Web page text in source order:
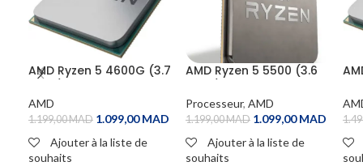
AMD Ryzen 5 4600G (3.7
AMD
1.199,00MAD 1.099,00MAD
Ajouter à la liste de
souhaits
AMD Ryzen 5 5500 (3.6
Processeur, AMD
1.199,00MAD 1.099,00MAD
Ajouter à la liste de
souhaits